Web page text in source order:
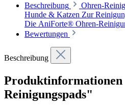
Beschreibung
Ohren-
Hunde & Katzen Zur
Die AniForte® Ohren-
Bewertungen
Beschreibung
Reinigungspads"